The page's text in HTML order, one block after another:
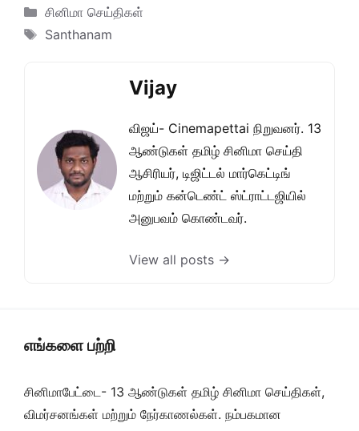
Categories
சினிமா செய்திகள்
Tags
Santhanam
Vijay
விஜய்- Cinemapettai நிறுவனர். 13
ஆண்டுகள் தமிழ் சினிமா செய்தி
ஆசிரியர், டிஜிட்டல் மார்கெட்டிங்
மற்றும் கன்டெண்ட் ஸ்ட்ராட்டஜியில்
அனுபவம் கொண்டவர்.
View all posts →
எங்களை பற்றி
சினிமாபேட்டை- 13 ஆண்டுகள் தமிழ் சினிமா செய்திகள்,
விமர்சனங்கள் மற்றும் நேர்காணல்கள். நம்பகமான